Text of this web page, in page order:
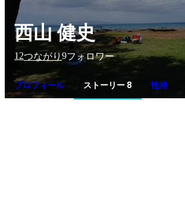
西山 健史
12つながり 9フォロワー
プロフィール ストーリー 8 性格